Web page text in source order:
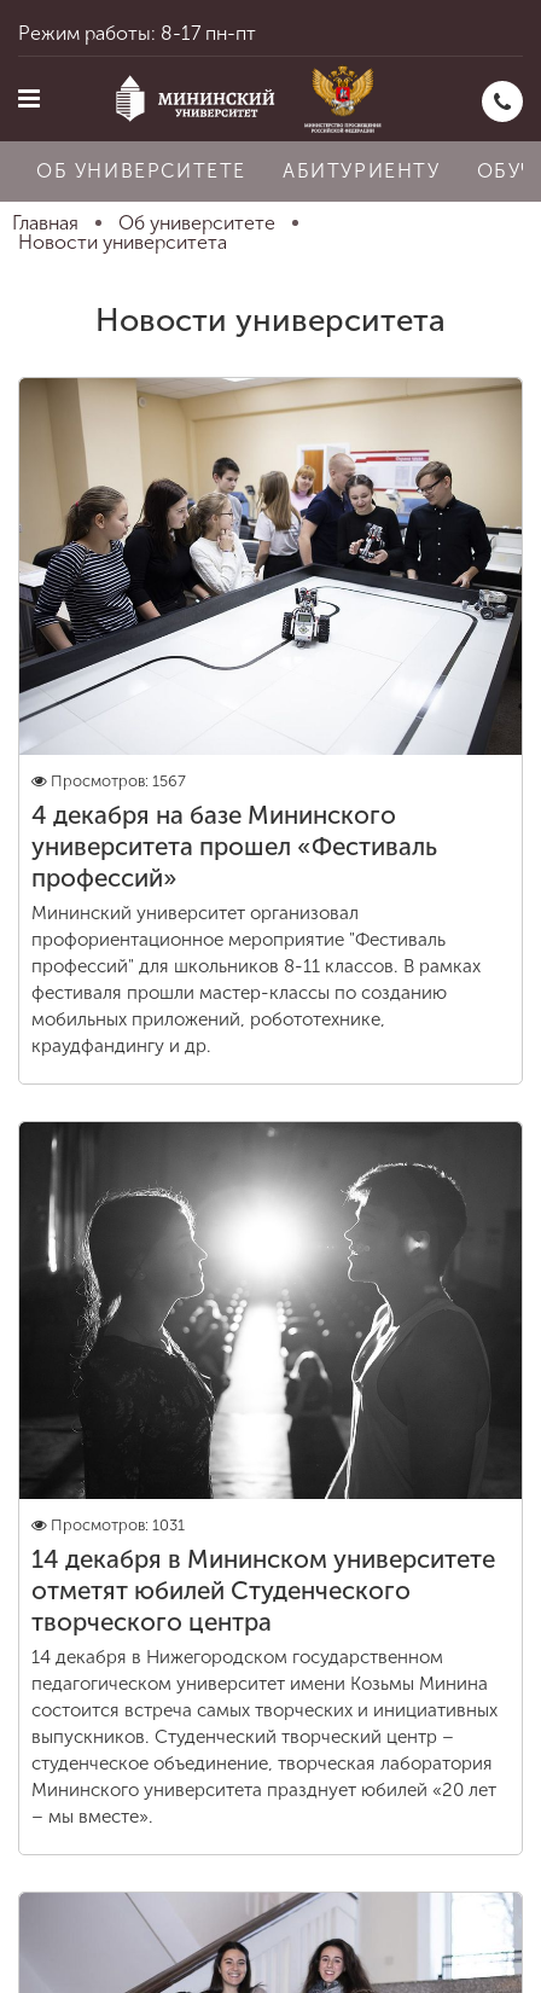
Об университете
Абитуриенту
Обучение
Наука
Международная
Другие виды
деятельности
Студенческая жизнь
Сведения об
образовательной
организации
Приемная
комиссия
+7 (831) 262-26-20
Режим работы: 8-17 пн-пт
ОБ УНИВЕРСИТЕТЕ АБИТУРИЕНТУ
Главная
Об университете
Новости университета
Новости университета
Просмотров: 1567
4 декабря на базе Мининского
университета прошел «Фестиваль
профессий»
Мининский университет организовал
профориентационное мероприятие "Фестиваль
профессий" для школьников 8-11 классов. В рамках
фестиваля прошли мастер-классы по созданию
мобильных приложений, робототехнике,
краудфандингу и др.
Просмотров: 1031
14 декабря в Мининском университете
отметят юбилей Студенческого
творческого центра
14 декабря в Нижегородском государственном
педагогическом университет имени Козьмы Минина
состоится встреча самых творческих и инициативных
выпускников. Студенческий творческий центр –
студенческое объединение, творческая лаборатория
Мининского университета празднует юбилей «20 лет
– мы вместе».